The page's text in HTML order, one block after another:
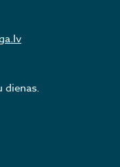
dienas.